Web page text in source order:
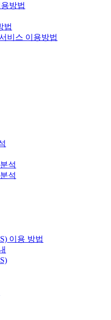
방법
법
비스 이용방법
석
석
이용 방법